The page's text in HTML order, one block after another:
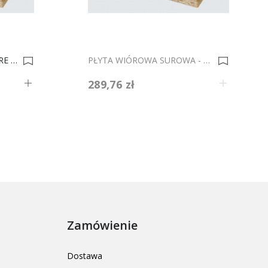
WIÓROWA 18 KL I STOP FIRE 2800x2070 0007011 PŁYTA WIÓROWA SUROWA - 28 Mm 0000612
289,76 zł
Zamówienie
Dostawa